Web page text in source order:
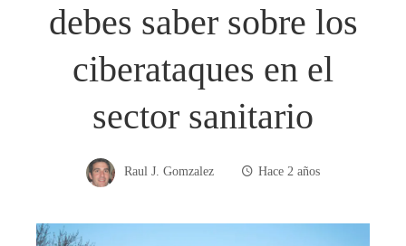
debes saber sobre los
ciberataques en el
sector sanitario
Raul J. Gomzalez Hace 2 años